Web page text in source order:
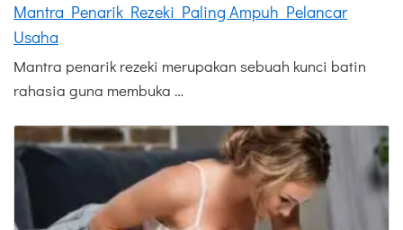
Mantra Penarik Rezeki Paling Ampuh Pelancar
Usaha
Mantra penarik rezeki merupakan sebuah kunci batin
rahasia guna membuka …